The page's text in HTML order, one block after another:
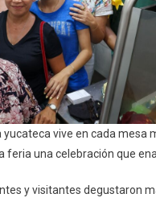
yucateca vive en cada
feria una celebración que
y visitantes degustaron